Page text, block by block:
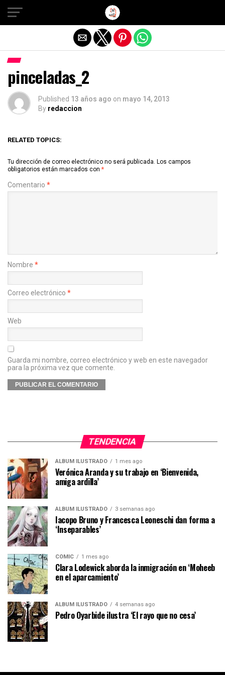
pinceladas_2
Published 13 años ago on mayo 14, 2013
By redaccion
RELATED TOPICS:
Tu dirección de correo electrónico no será publicada. Los campos
obligatorios están marcados con *
Comentario *
Nombre *
Correo electrónico *
Web
Guarda mi nombre, correo electrónico y web en este navegador
para la próxima vez que comente.
TENDENCIA
ÁLBUM ILUSTRADO 1 mes ago
Verónica Aranda y su trabajo en ‘Bienvenida,
amiga ardilla’
ÁLBUM ILUSTRADO 3 semanas ago
Iacopo Bruno y Francesca Leoneschi dan forma a
‘Inseparables’
CÓMIC 1 mes ago
Clara Lodewick aborda la inmigración en ‘Moheeb
en el aparcamiento’
ÁLBUM ILUSTRADO 4 semanas ago
Pedro Oyarbide ilustra ‘El rayo que no cesa’
Salir de la versión móvil